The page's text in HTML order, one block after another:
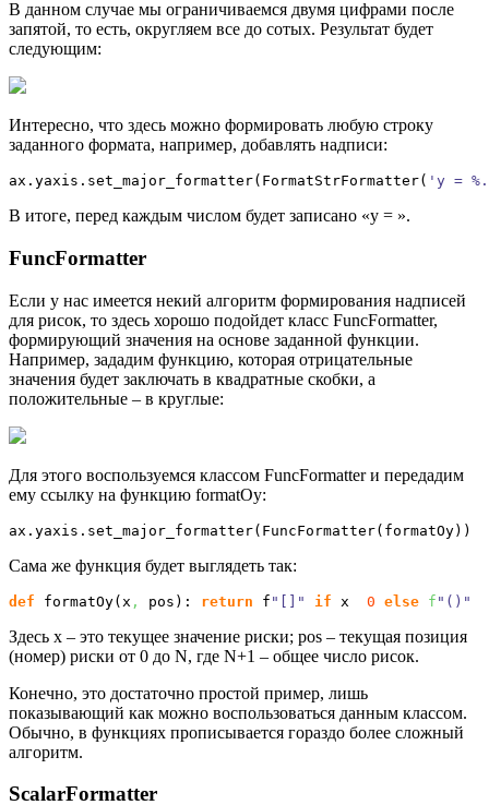
В данном случае мы ограничиваемся двумя цифрами после
запятой, то есть, округляем все до сотых. Результат будет
следующим:
Интересно, что здесь можно формировать любую строку
заданного формата, например, добавлять надписи:
ax. yaxis . set_major_formatter( FormatStrFormatter( 'y =
В итоге, перед каждым числом будет записано «y = ».
FuncFormatter
Если у нас имеется некий алгоритм формирования надписей
для рисок, то здесь хорошо подойдет класс FuncFormatter,
формирующий значения на основе заданной функции.
Например, зададим функцию, которая отрицательные
значения будет заключать в квадратные скобки, а
положительные – в круглые:
Для этого воспользуемся классом FuncFormatter и передадим
ему ссылку на функцию formatOy:
ax. yaxis . set_major_formatter( FuncFormatter( formatOy) )
Сама же функция будет выглядеть так:
def formatOy( x , pos ) : return f "[]" if x 0 else f "()"
Здесь x – это текущее значение риски; pos – текущая позиция
(номер) риски от 0 до N, где N+1 – общее число рисок.
Конечно, это достаточно простой пример, лишь
показывающий как можно воспользоваться данным классом.
Обычно, в функциях прописывается гораздо более сложный
алгоритм.
ScalarFormatter